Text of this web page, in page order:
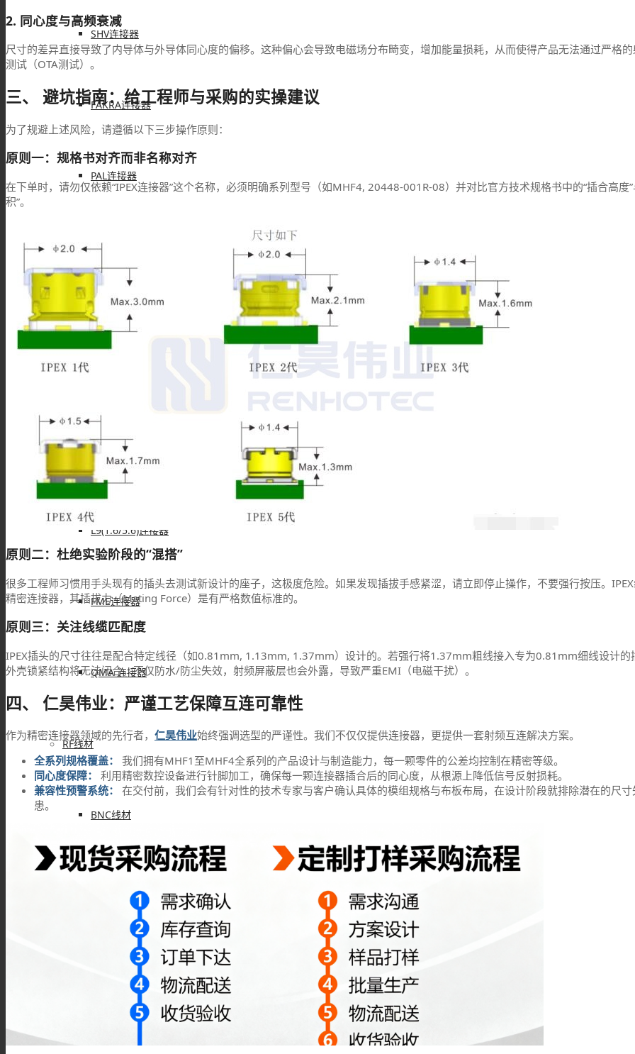
SHV连接器
FAKRA连接器
PAL连接器
MHV连接器
Mini UHF连接器
IPEX连接器
L9(1.6/5.6)连接器
FME连接器
QMA 连接器
RF线材
BNC线材
TNC线材
2. 同心度与高频衰减
尺寸的差异直接导致了内导体与外导体同心度的偏移。这种偏心会导致电磁场分布畸变，增加能量损耗，从而使得产品无法通过严格
测试（OTA测试）。
三、 避坑指南：给工程师与采购的实操建议
为了规避上述风险，请遵循以下三步操作原则：
原则一：规格书对齐而非名称对齐
在下单时，请勿仅依赖“IPEX连接器”这个名称，必须明确系列型号（如MHF4, 20448-001R-08）并对比官方技术规格书中的“插合高度”
积”。
原则二：杜绝实验阶段的“混搭”
很多工程师习惯用手头现有的插头去测试新设计的座子，这极度危险。如果发现插拔手感紧涩，请立即停止操作，不要强行按压。
精密连接器，其插拔力（Mating Force）是有严格数值标准的。
原则三：关注线缆匹配度
IPEX插头的尺寸往往是配合特定线径（如0.81mm, 1.13mm, 1.37mm）设计的。若强行将1.37mm粗线接入专为0.81mm细线设计的
外壳锁紧结构将无法闭合，不仅防水/防尘失效，射频屏蔽层也会外露，导致严重EMI（电磁干扰）。
四、 仁昊伟业：严谨工艺保障互连可靠性
作为精密连接器领域的先行者， 仁昊伟业始终强调选型的严谨性。我们不仅仅提供连接器，更提供一套射频互连解决方案。
全系列规格覆盖：
我们拥有MHF1至MHF4全系列的产品设计与制造能力，每一颗零件的公差均控制在精密等级。
同心度保障：
利用精密数控设备进行针脚加工，确保每一颗连接器插合后的同心度，从根源上降低信号反射损耗。
兼容性预警系统：
在交付前，我们会有针对性的技术专家与客户确认具体的模组规格与布板布局，在设计阶段就排除潜在的尺
患。